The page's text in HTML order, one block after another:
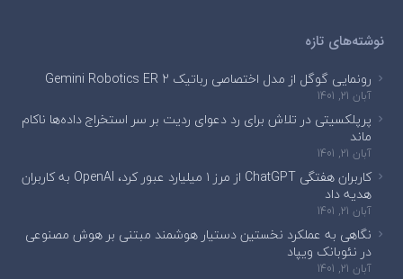
نوشته‌های تازه
رونمایی گوگل از مدل اختصاصی رباتیک Gemini Robotics ER 2
آبان 21, 1401
پرپلکسیتی در تلاش برای رد دعوای ردیت بر سر استخراج داده‌ها ناکام
ماند
آبان 21, 1401
کاربران هفتگی ChatGPT از مرز ۱ میلیارد عبور کرد، OpenAI به کاربران
هدیه داد
آبان 21, 1401
نگاهی به عملکرد نخستین دستیار هوشمند مبتنی بر هوش مصنوعی
در نئوبانک ویپاد
آبان 21, 1401